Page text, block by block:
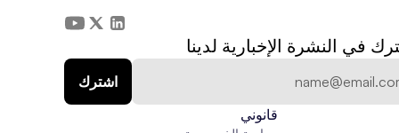
في النشرة الإخبارية لدينا
قانوني